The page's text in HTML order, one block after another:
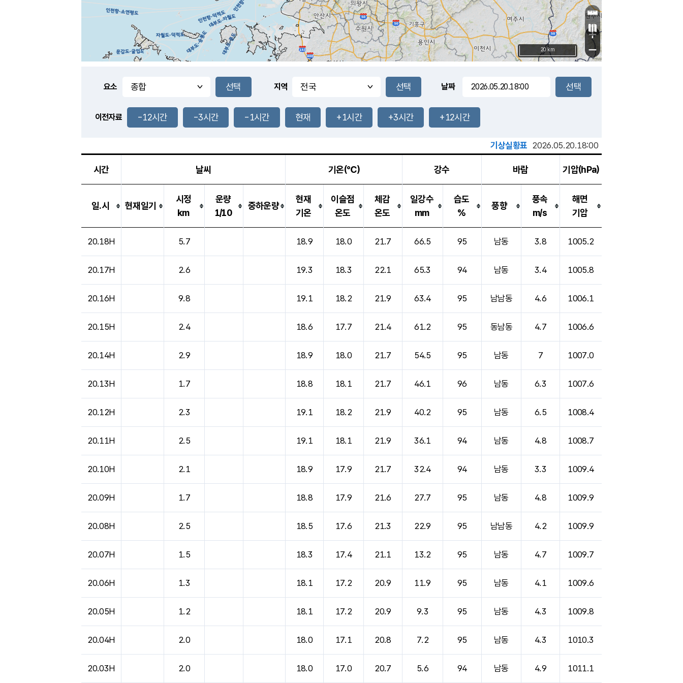
+
−
20 km
요소 지역 날짜
이전자료 -12시간 -3시간 -1시간 현재 +1시간 +3시간 +12시간
기상실황표 2026.05.20.18:00
시간 날씨 기온(℃) 강수 바람 기압(hPa)
일.시 현재일기
시정
km
운량
1/10
중하운량
현재
기온
이슬점
온도
체감
온도
일강수
mm
습도
%
풍향
풍속
m/s
해면
기압
20.18H 5.7 18.9 18.0 21.7 66.5 95 남동 3.8 1005.2
20.17H 2.6 19.3 18.3 22.1 65.3 94 남동 3.4 1005.8
20.16H 9.8 19.1 18.2 21.9 63.4 95 남남동 4.6 1006.1
20.15H 2.4 18.6 17.7 21.4 61.2 95 동남동 4.7 1006.6
20.14H 2.9 18.9 18.0 21.7 54.5 95 남동 7 1007.0
20.13H 1.7 18.8 18.1 21.7 46.1 96 남동 6.3 1007.6
20.12H 2.3 19.1 18.2 21.9 40.2 95 남동 6.5 1008.4
20.11H 2.5 19.1 18.1 21.9 36.1 94 남동 4.8 1008.7
20.10H 2.1 18.9 17.9 21.7 32.4 94 남동 3.3 1009.4
20.09H 1.7 18.8 17.9 21.6 27.7 95 남동 4.8 1009.9
20.08H 2.5 18.5 17.6 21.3 22.9 95 남남동 4.2 1009.9
20.07H 1.5 18.3 17.4 21.1 13.2 95 남동 4.7 1009.7
20.06H 1.3 18.1 17.2 20.9 11.9 95 남동 4.1 1009.6
20.05H 1.2 18.1 17.2 20.9 9.3 95 남동 4.3 1009.8
20.04H 2.0 18.0 17.1 20.8 7.2 95 남동 4.3 1010.3
20.03H 2.0 18.0 17.0 20.7 5.6 94 남동 4.9 1011.1